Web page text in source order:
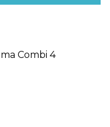
Combi 4